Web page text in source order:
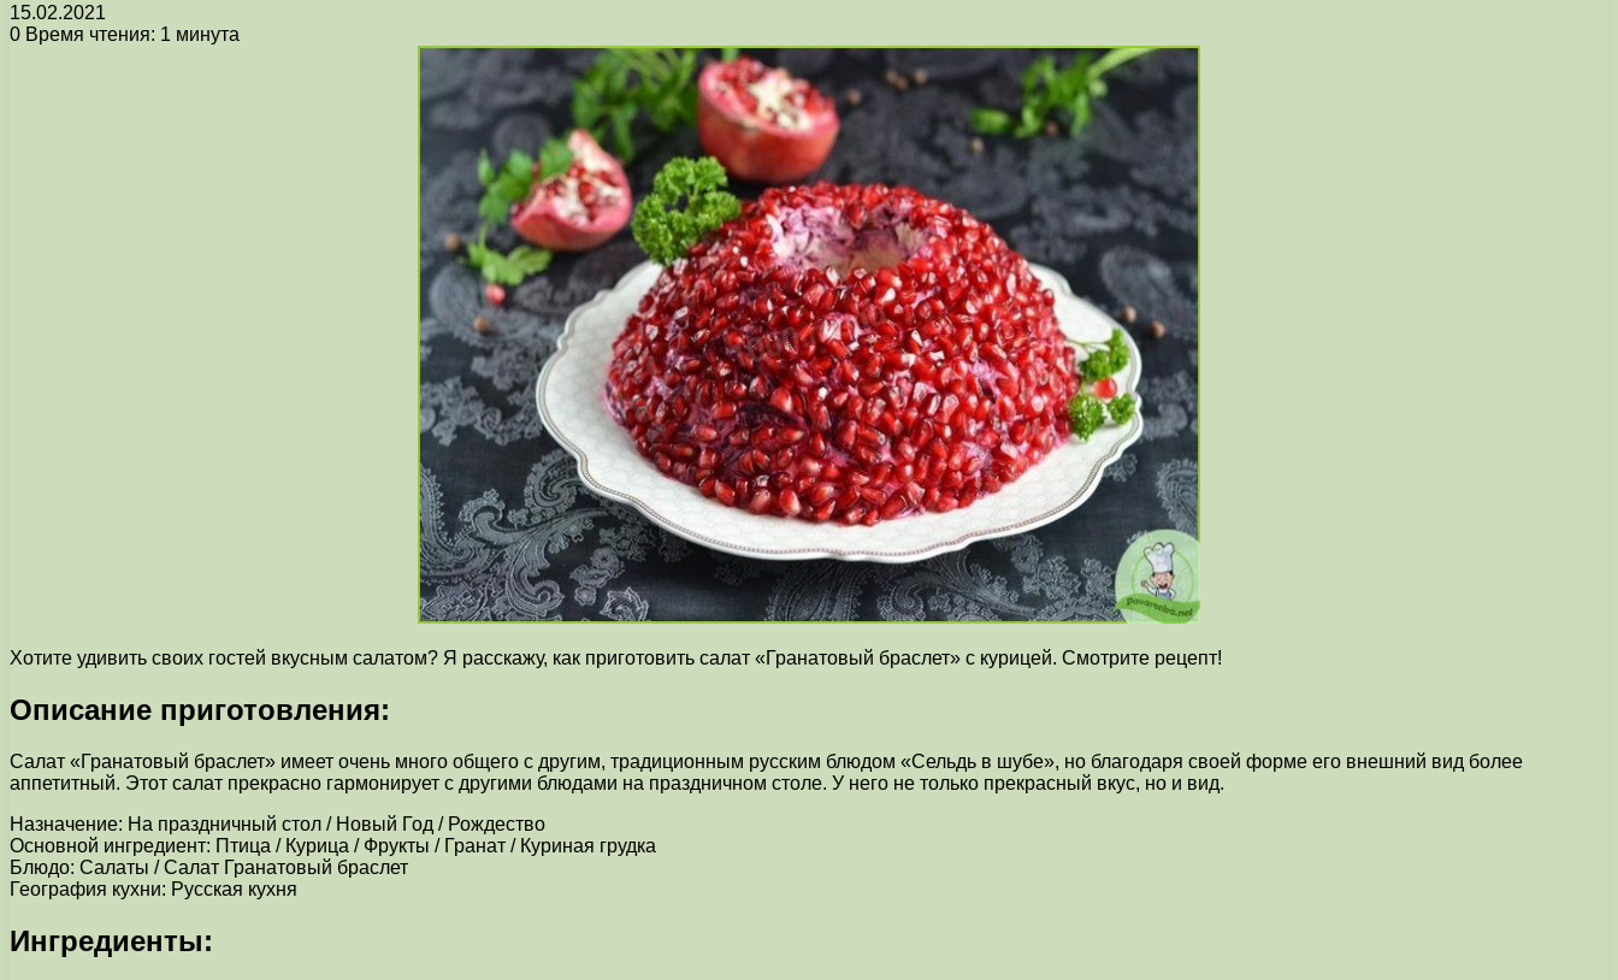
15.02.2021
0 Время чтения: 1 минута
Хотите удивить своих гостей вкусным салатом? Я расскажу, как приготовить салат «Гранатовый браслет» с курицей. Смотрите рецепт!
Описание приготовления:
Салат «Гранатовый браслет» имеет очень много общего с другим, традиционным русским блюдом «Сельдь в шубе», но благодаря своей форме его внешний вид более
аппетитный. Этот салат прекрасно гармонирует с другими блюдами на праздничном столе. У него не только прекрасный вкус, но и вид.
Назначение: На праздничный стол / Новый Год / Рождество
Основной ингредиент: Птица / Курица / Фрукты / Гранат / Куриная грудка
Блюдо: Салаты / Салат Гранатовый браслет
География кухни: Русская кухня
Ингредиенты: